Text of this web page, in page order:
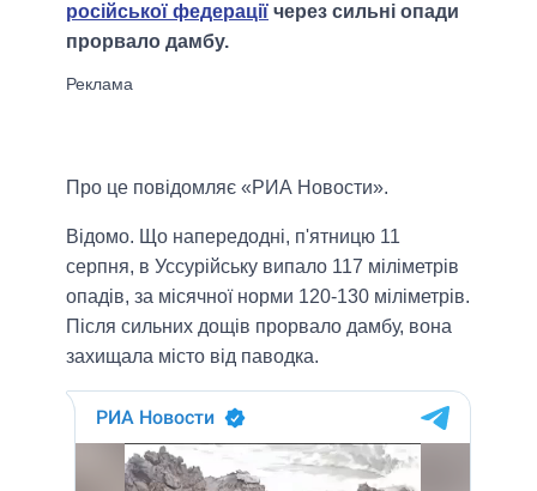
російської федерації через сильні опади
прорвало дамбу.
Про це повідомляє «РИА Новости».
Відомо. Що напередодні, п'ятницю 11
серпня, в Уссурійську випало 117 міліметрів
опадів, за місячної норми 120-130 міліметрів.
Після сильних дощів прорвало дамбу, вона
захищала місто від паводка.